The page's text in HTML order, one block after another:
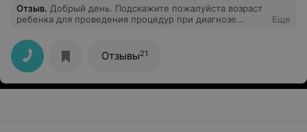
Отзыв. Добрый день. Подскажите пожалуйста возраст
ребенка для проведения процедур при диагнозе
варусная установка стоп.
Еще
Отзывы21